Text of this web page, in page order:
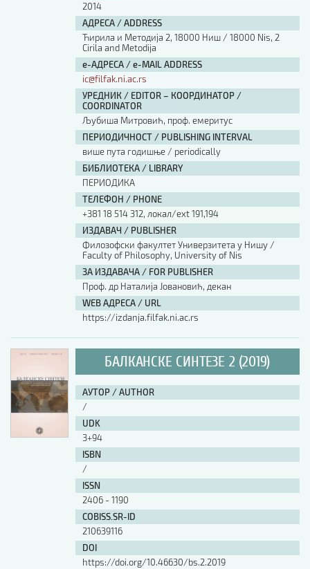
2014
АДРЕСА / ADDRESS
Ћирила и Методија 2, 18000 Ниш / 18000 Nis, 2
Cirila and Metodija
е-АДРЕСА / e-MAIL ADDRESS
ic@filfak.ni.ac.rs
УРЕДНИК / EDITOR – КООРДИНАТОР /
COORDINATOR
Љубиша Митровић, проф. емеритус
ПЕРИОДИЧНОСТ / PUBLISHING INTERVAL
више пута годишње / periodically
БИБЛИОТЕКА / LIBRARY
ПЕРИОДИКА
ТЕЛЕФОН / PHONE
+381 18 514 312, локал/ext 191,194
ИЗДАВАЧ / PUBLISHER
Филозофски факултет Универзитета у Нишу /
Faculty of Philosophy, University of Nis
ЗА ИЗДАВАЧА / FOR PUBLISHER
Проф. др Наталија Јовановић, декан
WEB АДРЕСА / URL
https://izdanja.filfak.ni.ac.rs
БАЛКАНСКЕ СИНТЕЗЕ 2 (2019)
АУТОР / AUTHOR
/
UDK
3+94
ISBN
/
ISSN
2406 - 1190
COBISS.SR-ID
210639116
DOI
https://doi.org/10.46630/bs.2.2019